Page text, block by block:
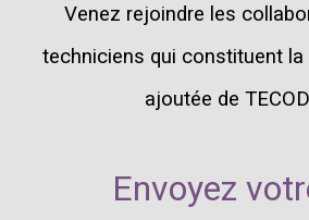
Venez rejoindre les
techniciens qui constituent la
ajoutée de
Envoyez